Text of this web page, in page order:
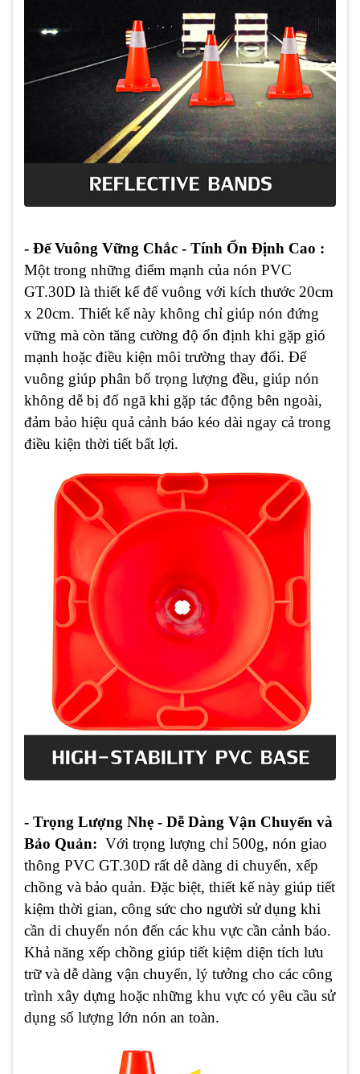
- Đế Vuông Vững Chắc - Tính Ổn Định Cao :
Một trong những điểm mạnh của nón PVC
GT.30D là thiết kế đế vuông với kích thước 20cm
x 20cm. Thiết kế này không chỉ giúp nón đứng
vững mà còn tăng cường độ ổn định khi gặp gió
mạnh hoặc điều kiện môi trường thay đổi. Đế
vuông giúp phân bổ trọng lượng đều, giúp nón
không dễ bị đổ ngã khi gặp tác động bên ngoài,
đảm bảo hiệu quả cảnh báo kéo dài ngay cả trong
điều kiện thời tiết bất lợi.
- Trọng Lượng Nhẹ - Dễ Dàng Vận Chuyển và
Bảo Quản: Với trọng lượng chỉ 500g, nón giao
thông PVC GT.30D rất dễ dàng di chuyển, xếp
chồng và bảo quản. Đặc biệt, thiết kế này giúp tiết
kiệm thời gian, công sức cho người sử dụng khi
cần di chuyển nón đến các khu vực cần cảnh báo.
Khả năng xếp chồng giúp tiết kiệm diện tích lưu
trữ và dễ dàng vận chuyển, lý tưởng cho các công
trình xây dựng hoặc những khu vực có yêu cầu sử
dụng số lượng lớn nón an toàn.